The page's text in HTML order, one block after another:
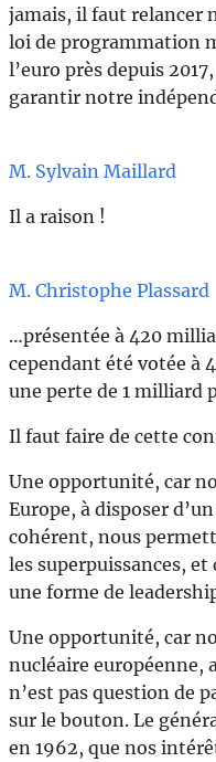
jamais, il faut relancer
loi de programmation
l’euro près depuis
garantir notre
M. Sylvain Maillard
Il a raison !
M. Christophe Plassard
…présentée à 420
cependant été votée à
une perte de 1 milliard
Il faut faire de cette
Une opportunité, car
Europe, à disposer
cohérent, nous
les superpuissances, et
une forme de
Une opportunité, car
nucléaire européenne,
n’est pas question de
sur le bouton. Le
en 1962, que nos